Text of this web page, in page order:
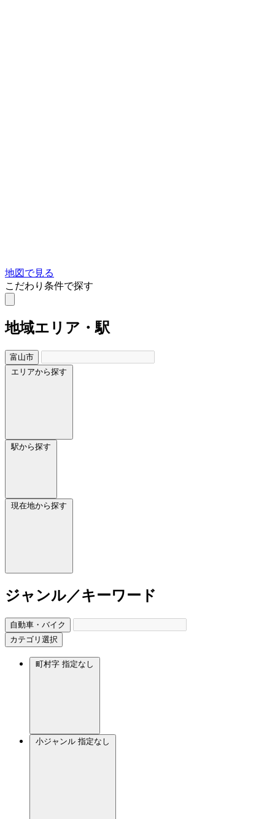
地図で見る
こだわり条件で探す
地域エリア・駅
富山市
エリアから探す
駅から探す
現在地から探す
ジャンル／キーワード
自動車・バイク
カテゴリ選択
町村字 指定なし
小ジャンル 指定なし